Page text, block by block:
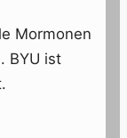
Mormonen
BYU ist